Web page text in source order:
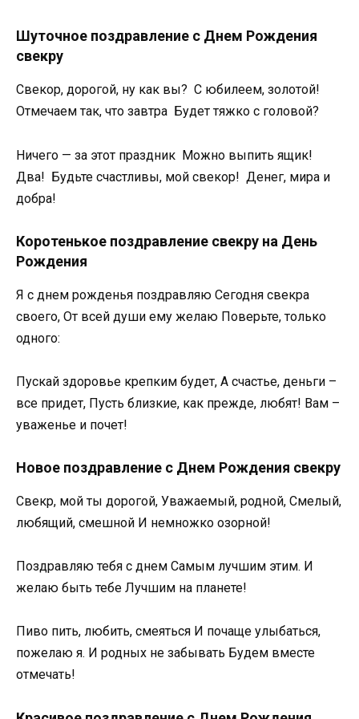
Шуточное поздравление с Днем Рождения
свекру
Свекор, дорогой, ну как вы? С юбилеем, золотой!
Отмечаем так, что завтра Будет тяжко с головой?
Ничего — за этот праздник Можно выпить ящик!
Два! Будьте счастливы, мой свекор! Денег, мира и
добра!
Коротенькое поздравление свекру на День
Рождения
Я с днем рожденья поздравляю Сегодня свекра
своего, От всей души ему желаю Поверьте, только
одного:
Пускай здоровье крепким будет, А счастье, деньги –
все придет, Пусть близкие, как прежде, любят! Вам –
уваженье и почет!
Новое поздравление с Днем Рождения свекру
Свекр, мой ты дорогой, Уважаемый, родной, Смелый,
любящий, смешной И немножко озорной!
Поздравляю тебя с днем Самым лучшим этим. И
желаю быть тебе Лучшим на планете!
Пиво пить, любить, смеяться И почаще улыбаться,
пожелаю я. И родных не забывать Будем вместе
отмечать!